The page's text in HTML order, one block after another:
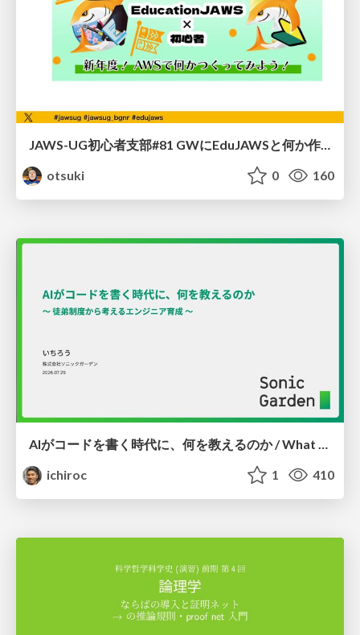
JAWS-UG初心者支部#81 GWにEduJAWSと何か作ろうもくもく会！
otsuki
0 160
AIがコードを書く時代に、何を教えるのか / What Should We Teach in the Age of AI-Generated Code?
ichiroc
1 410